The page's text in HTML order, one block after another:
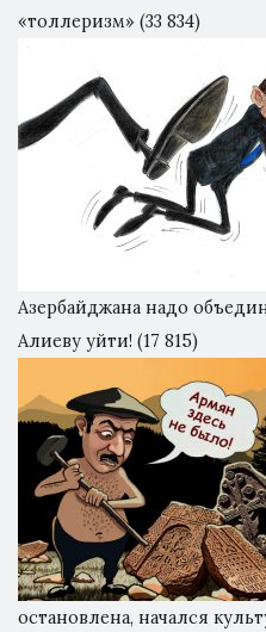
«толлеризм» (33 834)
Азербайджана надо
Алиеву уйти! (17 815)
остановлена, начался